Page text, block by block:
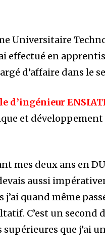
Universitaire
effectué en
d’affaire dans le
d’ingénieur
et
mes deux ans en
aussi
quand même
C’est un second
que j’ai